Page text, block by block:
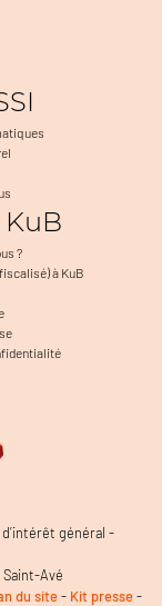
KuB
?
à KuB
général -
Avé
du site- Kit presse-